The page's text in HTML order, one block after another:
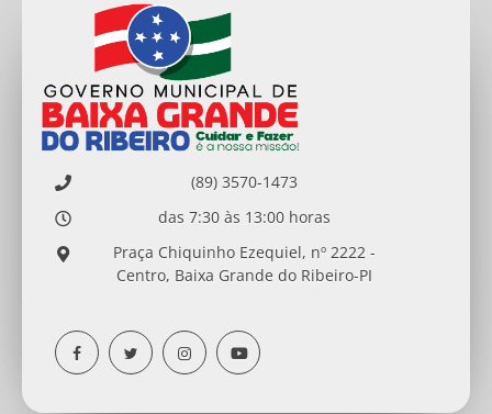
(89) 3570-1473
das 7:30 às 13:00 horas
Praça Chiquinho Ezequiel, nº 2222 -
Centro, Baixa Grande do Ribeiro-PI